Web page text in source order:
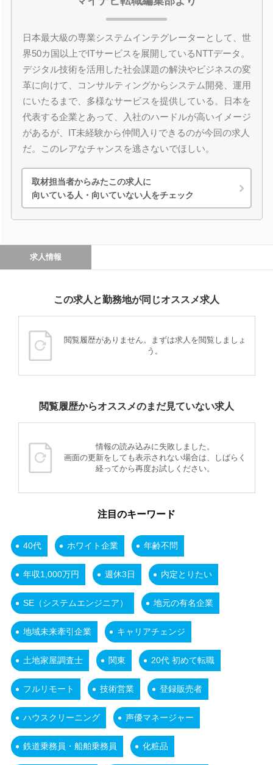
日本最大級の専業システムインテグレーターとして、世
界50カ国以上でITサービスを展開しているNTTデータ。
デジタル技術を活用した社会課題の解決やビジネスの変
革に向けて、コンサルティングからシステム開発、運用
にいたるまで、多様なサービスを提供している。日本を
代表する企業とあって、入社のハードルが高いイメージ
があるが、IT未経験から仲間入りできるのが今回の求人
だ。このレアなチャンスを逃さないでほしい。
取材担当者からみたこの求人に
向いている人・向いていない人をチェック
求人情報
この求人と勤務地が同じオススメ求人
閲覧履歴がありません。まずは求人を閲覧しましょ
う。
閲覧履歴からオススメのまだ見ていない求人
情報の読み込みに失敗しました。
画面の更新をしても表示されない場合は、しばらく
経ってから再度お試しください。
注目のキーワード
40代 ホワイト企業 年齢不問
年収1,000万円 週休3日 内定とりたい
SE（システムエンジニア） 地元の有名企業
地域未来牽引企業 キャリアチェンジ
土地家屋調査士 関東 20代 初めて転職
フルリモート 技術営業 登録販売者
ハウスクリーニング 声優マネージャー
鉄道乗務員・船舶乗務員 化粧品